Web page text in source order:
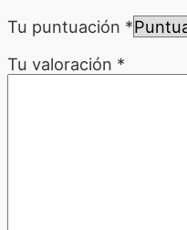
Tu puntuación *
Tu valoración *